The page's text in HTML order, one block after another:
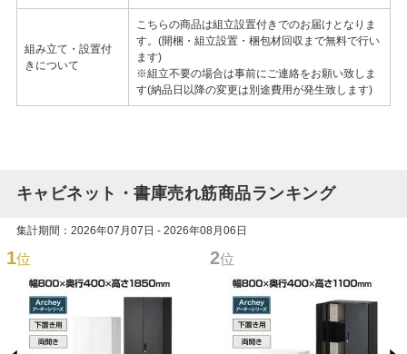
組み立て・設置付
きについて
こちらの商品は組立設置付きでのお届けとなりま
す。(開梱・組立設置・梱包材回収まで無料で行い
ます)
※組立不要の場合は事前にご連絡をお願い致しま
す(納品日以降の変更は別途費用が発生致します)
キャビネット・書庫売れ筋商品ランキング
集計期間：2026年07月07日 - 2026年08月06日
1位 2位